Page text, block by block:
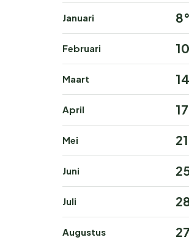
Januari 8°
Februari
Maart
April
Mei
Juni
Juli
Augustus